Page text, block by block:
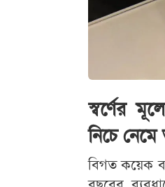
স্বর্ণের
নিচে
বিগত কয়েক